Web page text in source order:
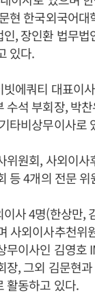
현 한국외국어대
, 장인환 법무법
있다.
에쿼티 대표이
수석 부회장, 박
타비상무이사로
위원회, 사외이사
등 4개의 전문 위
사 4명(한상만,
사외이사추천위
무이사인 김영호
장, 그외 김문현
활동하고 있다.